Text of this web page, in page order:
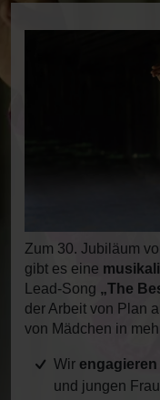
Zum 30. Jubiläum
gibt es eine
Lead-Song „The
der Arbeit von Plan
von Mädchen in
Wir engagieren
und jungen